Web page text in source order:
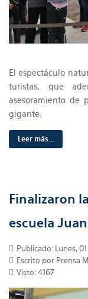
El espectáculo
turistas, que
asesoramiento de
gigante.
Leer más...
Finalizaron
escuela
Publicado: Lunes,
Escrito por Prensa
Visto: 4167